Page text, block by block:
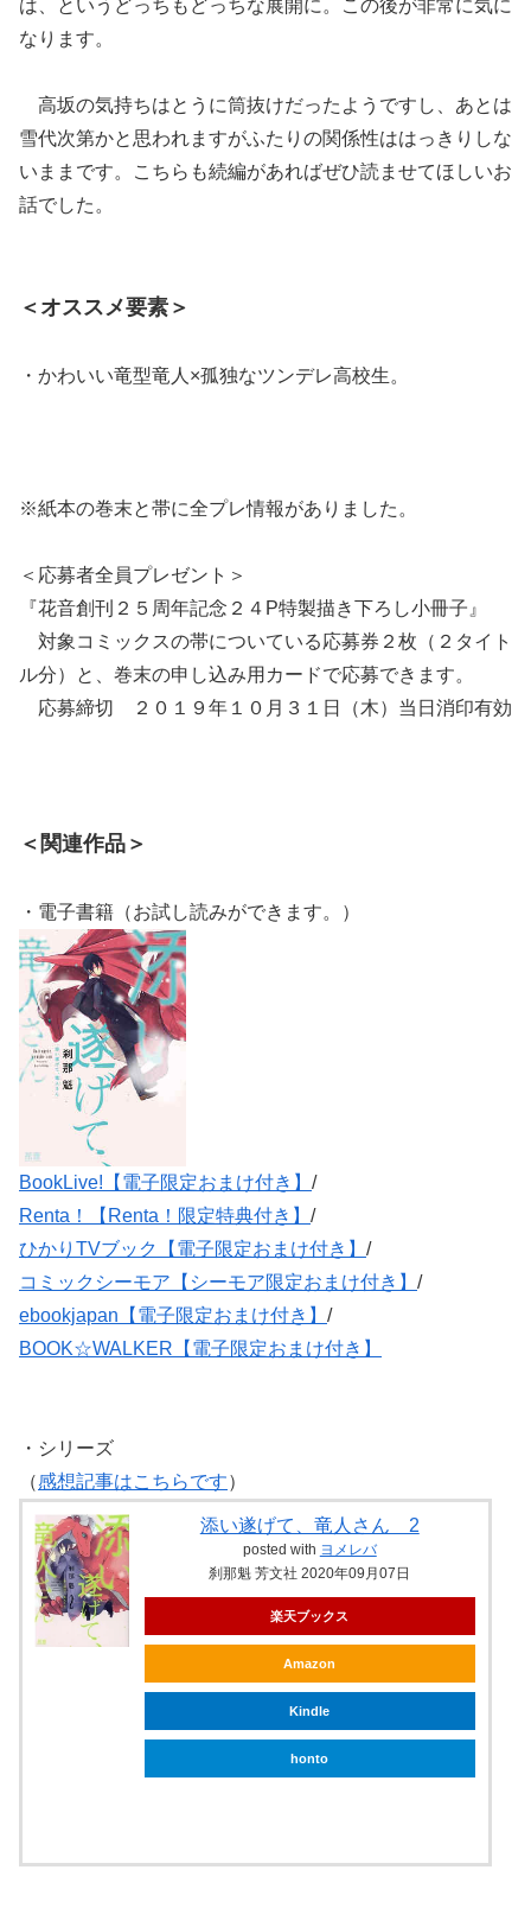
は、というどっちもどっちな展開に。この後が非常に気に
なります。
高坂の気持ちはとうに筒抜けだったようですし、あとは
雪代次第かと思われますがふたりの関係性ははっきりしな
いままです。こちらも続編があればぜひ読ませてほしいお
話でした。
＜オススメ要素＞
・かわいい竜型竜人×孤独なツンデレ高校生。
※紙本の巻末と帯に全プレ情報がありました。
＜応募者全員プレゼント＞
『花音創刊２５周年記念２４P特製描き下ろし小冊子』
対象コミックスの帯についている応募券２枚（２タイト
ル分）と、巻末の申し込み用カードで応募できます。
応募締切 ２０１９年１０月３１日（木）当日消印有効
＜関連作品＞
・電子書籍（お試し読みができます。）
BookLive!【電子限定おまけ付き】 /
Renta！【Renta！限定特典付き】 /
ひかりTVブック【電子限定おまけ付き】 /
コミックシーモア【シーモア限定おまけ付き】 /
ebookjapan【電子限定おまけ付き】 /
BOOK☆WALKER【電子限定おまけ付き】
・シリーズ
（感想記事はこちらです）
添い遂げて、竜人さん 2
posted with ヨメレバ
刹那魁 芳文社 2020年09月07日
楽天ブックス
Amazon
Kindle
honto